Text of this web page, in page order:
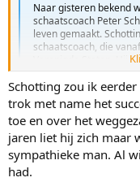
Naar gisteren bekend
schaatscoach Peter
leven gemaakt.
schaatscoach, die
Verenigde Staten. Hij
sportgeschiedenis.nl
Hij was de link tussen
Corby):
"Na de Winterspelen
maakte plaats voor Bob
en woonde in Milwaukee
Schotting zou ik
trok met name het
toe en over het
jaren liet hij zich maar
sympathieke man. Al
had.